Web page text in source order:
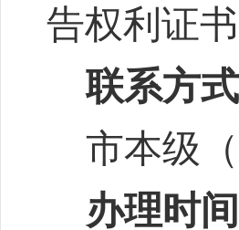
告权利证
联系方式
市本级
办理时